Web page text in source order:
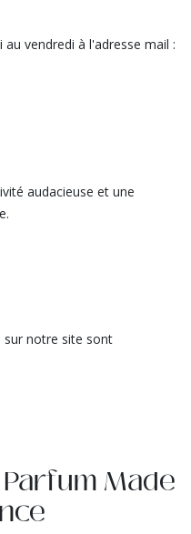
vendredi à l'adresse mail :
audacieuse et une
sur notre site sont
Made